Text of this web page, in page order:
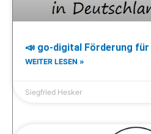
📣 go-digital Förderung
WEITER LESEN »
Siegfried Hesker